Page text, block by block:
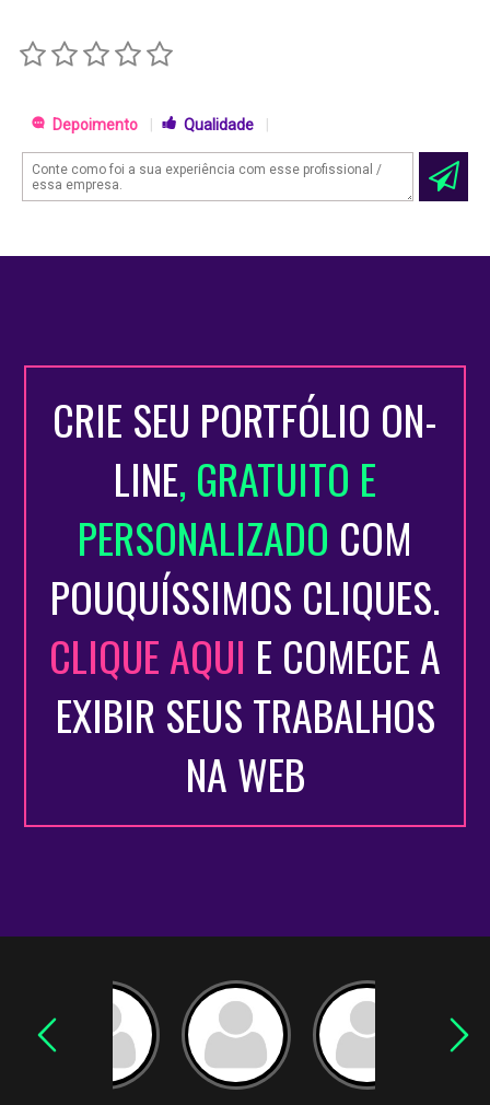
Depoimento Qualidade
CRIE SEU PORTFÓLIO ON-
LINE, GRATUITO E
PERSONALIZADO COM
POUQUÍSSIMOS CLIQUES.
CLIQUE AQUI E COMECE A
EXIBIR SEUS TRABALHOS
NA WEB